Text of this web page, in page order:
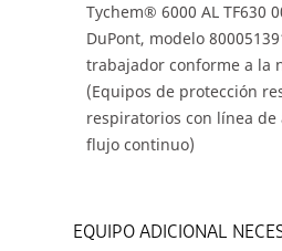
Tychem® 6000 AL TF630
DuPont, modelo
trabajador conforme a la
(Equipos de protección
respiratorios con línea
flujo continuo)
EQUIPO ADICIONAL